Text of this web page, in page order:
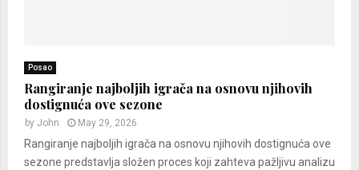
Posao
Rangiranje najboljih igrača na osnovu njihovih
dostignuća ove sezone
by John May 29, 2026
Rangiranje najboljih igrača na osnovu njihovih dostignuća ove
sezone predstavlja složen proces koji zahteva pažljivu analizu